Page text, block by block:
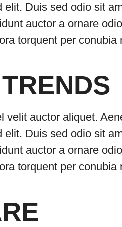
Duis sed odio sit
auctor a ornare
torquent per
auctor aliquet.
Duis sed odio sit
auctor a ornare
torquent per